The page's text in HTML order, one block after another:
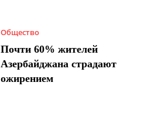
Общество
Почти 60% жителей
Азербайджана страдают
ожирением